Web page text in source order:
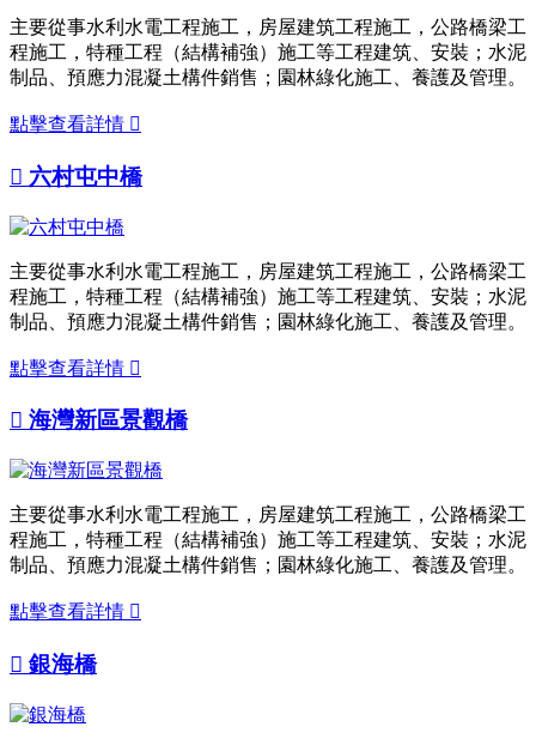
主要從事水利水電工程施工，房屋建筑工程施工，公路橋梁工
程施工，特種工程（結構補強）施工等工程建筑、安裝；水泥
制品、預應力混凝土構件銷售；園林綠化施工、養護及管理。
點擊查看詳情 
 六村屯中橋
主要從事水利水電工程施工，房屋建筑工程施工，公路橋梁工
程施工，特種工程（結構補強）施工等工程建筑、安裝；水泥
制品、預應力混凝土構件銷售；園林綠化施工、養護及管理。
點擊查看詳情 
 海灣新區景觀橋
主要從事水利水電工程施工，房屋建筑工程施工，公路橋梁工
程施工，特種工程（結構補強）施工等工程建筑、安裝；水泥
制品、預應力混凝土構件銷售；園林綠化施工、養護及管理。
點擊查看詳情 
 銀海橋